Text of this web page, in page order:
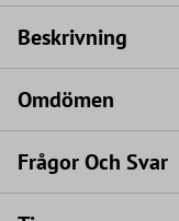
Beskrivning
Omdömen
Frågor Och Svar